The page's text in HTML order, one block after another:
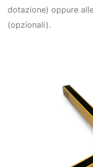
dotazione) oppure
(opzionali).